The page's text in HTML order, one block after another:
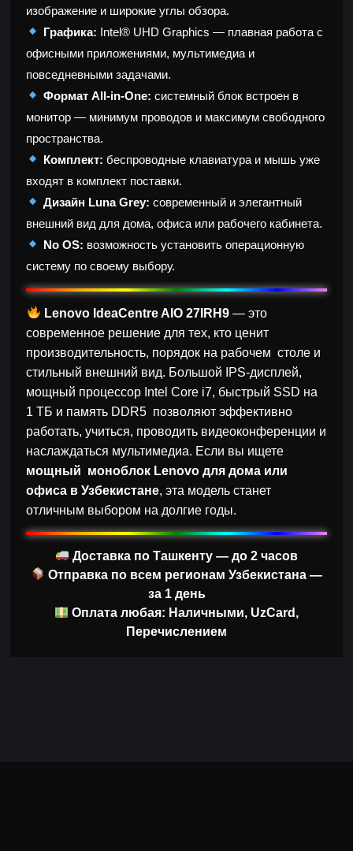
изображение и широкие углы обзора.
Графика: Intel® UHD Graphics — плавная работа с
офисными приложениями, мультимедиа и
повседневными задачами.
Формат All-in-One: системный блок встроен в
монитор — минимум проводов и максимум свободного
пространства.
Комплект: беспроводные клавиатура и мышь уже
входят в комплект поставки.
Дизайн Luna Grey: современный и элегантный
внешний вид для дома, офиса или рабочего кабинета.
No OS: возможность установить операционную
систему по своему выбору.
Lenovo IdeaCentre AIO 27IRH9— это
современное решение для тех, кто ценит
производительность, порядок на рабочем столе и
стильный внешний вид. Большой IPS-дисплей,
мощный процессор Intel Core i7, быстрый SSD на
1 ТБ и память DDR5 позволяют эффективно
работать, учиться, проводить видеоконференции и
наслаждаться мультимедиа. Если вы ищете
мощный моноблок Lenovo для дома или
офиса в Узбекистане, эта модель станет
отличным выбором на долгие годы.
Доставка по Ташкенту — до 2 часов
Отправка по всем регионам Узбекистана —
за 1 день
Оплата любая: Наличными, UzCard,
Перечислением